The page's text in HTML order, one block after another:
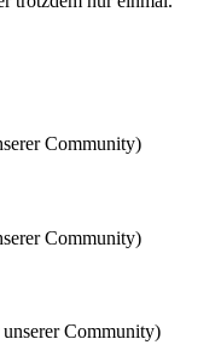
Community)
Community)
Community)